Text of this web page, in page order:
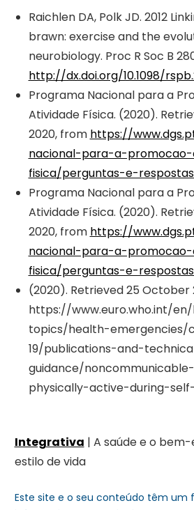
Raichlen DA, Polk JD. 2012
brawn: exercise and the
neurobiology. Proc R Soc B
http://dx.doi.org/10.1098/
Programa Nacional para a
Atividade Física. (2020).
2020, from https://
nacional-para-a-
fisica/perguntas-e-
Programa Nacional para a
Atividade Física. (2020).
2020, from https://
nacional-para-a-
fisica/perguntas-e-
(2020). Retrieved 25 October
https://www.euro.who.int/
topics/health-emergencies/
19/publications-and-
guidance/
physically-active-during-
Integrativa | A saúde e o
estilo de vida
Este site e o seu conteúdo têm um